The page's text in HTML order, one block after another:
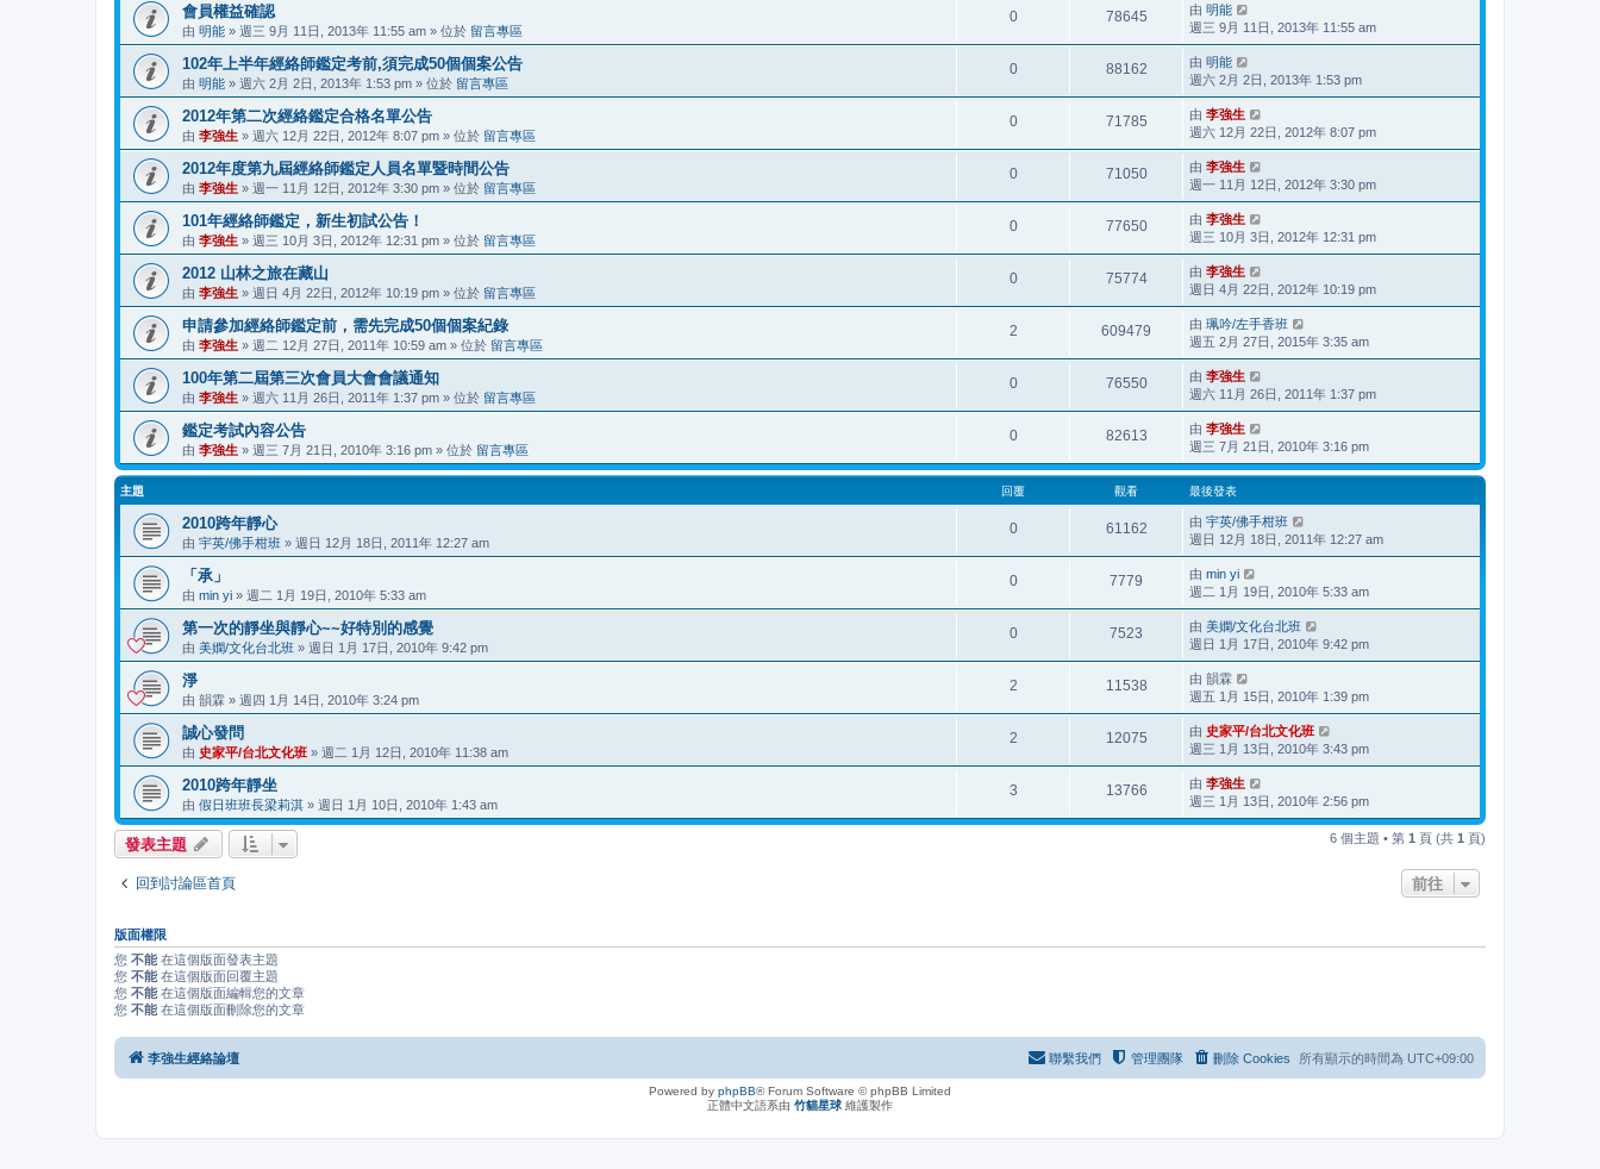
會員權益確認
由 明能 » 週三 9月 11日, 2013年 11:55 am » 位於 留言專區
0 78645 由 明能
週三 9月 11日, 2013年 11:55 am
102年上半年經絡師鑑定考前,須完成50個個案公告
由 明能 » 週六 2月 2日, 2013年 1:53 pm » 位於 留言專區
0 88162 由 明能
週六 2月 2日, 2013年 1:53 pm
2012年第二次經絡鑑定合格名單公告
由 李強生 » 週六 12月 22日, 2012年 8:07 pm » 位於 留言專區
0 71785 由 李強生
週六 12月 22日, 2012年 8:07 pm
2012年度第九屆經絡師鑑定人員名單暨時間公告
由 李強生 » 週一 11月 12日, 2012年 3:30 pm » 位於 留言專區
0 71050 由 李強生
週一 11月 12日, 2012年 3:30 pm
101年經絡師鑑定，新生初試公告！
由 李強生 » 週三 10月 3日, 2012年 12:31 pm » 位於 留言專區
0 77650 由 李強生
週三 10月 3日, 2012年 12:31 pm
2012 山林之旅在藏山
由 李強生 » 週日 4月 22日, 2012年 10:19 pm » 位於 留言專區
0 75774 由 李強生
週日 4月 22日, 2012年 10:19 pm
申請參加經絡師鑑定前，需先完成50個個案紀錄
由 李強生 » 週二 12月 27日, 2011年 10:59 am » 位於 留言專區
2 609479 由 珮吟/左手香班
週五 2月 27日, 2015年 3:35 am
100年第二屆第三次會員大會會議通知
由 李強生 » 週六 11月 26日, 2011年 1:37 pm » 位於 留言專區
0 76550 由 李強生
週六 11月 26日, 2011年 1:37 pm
鑑定考試內容公告
由 李強生 » 週三 7月 21日, 2010年 3:16 pm » 位於 留言專區
0 82613 由 李強生
週三 7月 21日, 2010年 3:16 pm
主題 回覆 觀看 最後發表
2010跨年靜心
由 宇英/佛手柑班 » 週日 12月 18日, 2011年 12:27 am
0 61162 由 宇英/佛手柑班
週日 12月 18日, 2011年 12:27 am
「承」
由 min yi » 週二 1月 19日, 2010年 5:33 am
0 7779 由 min yi
週二 1月 19日, 2010年 5:33 am
第一次的靜坐與靜心~~好特別的感覺
由 美嫻/文化台北班 » 週日 1月 17日, 2010年 9:42 pm
0 7523 由 美嫻/文化台北班
週日 1月 17日, 2010年 9:42 pm
淨
由 韻霖 » 週四 1月 14日, 2010年 3:24 pm
2 11538 由 韻霖
週五 1月 15日, 2010年 1:39 pm
誠心發問
由 史家平/台北文化班 » 週二 1月 12日, 2010年 11:38 am
2 12075 由 史家平/台北文化班
週三 1月 13日, 2010年 3:43 pm
2010跨年靜坐
由 假日班班長梁莉淇 » 週日 1月 10日, 2010年 1:43 am
3 13766 由 李強生
週三 1月 13日, 2010年 2:56 pm
發表主題 6 個主題 • 第 1 頁 (共 1 頁)
回到討論區首頁 前往
版面權限
您 不能 在這個版面發表主題
您 不能 在這個版面回覆主題
您 不能 在這個版面編輯您的文章
您 不能 在這個版面刪除您的文章
李強生經絡論壇 所有顯示的時間為 UTC+09:00
刪除 Cookies
管理團隊
聯繫我們
Powered by phpBB® Forum Software © phpBB Limited
正體中文語系由 竹貓星球 維護製作